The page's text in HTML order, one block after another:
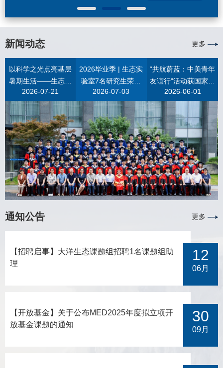
文。研究团队在菲律宾海深海区域发现并正式描述了3个海绵共
生莱伯虾新物种，同时建立了更符合系统演化关系的4个新的物
种分组。本研究的样本来自2021年、2024年我国在菲律宾海开
展的两次深海科考，由“蛟龙号”载人潜水器和“海马号”遥控潜水
命名为：春生莱伯虾（Lebbeus chunshengi Xu, Kou & Komai,
2026）、立哲莱伯虾（Lebbeus lizhei Xu, Kou & Komai,
2026）和新正莱伯虾（Lebbeus xinzhengi Xu, Kou & Komai,
2026），以致敬我国在深海生态学、底栖生态学与甲壳动物学
研究领域的三位杰出学者。莱伯虾（属）是真虾（下目）中种
类最丰富、分布最广的类群之一。全球已知84种，大部分种类
栖息于200米以深的深海环境，常与海绵、珊瑚、海葵、海百合
等类群共生，个别种类适应热液、冷泉等特殊生境。上世纪40
年代以来，莱伯虾新物种不断被发现，其分类鉴定工作一直优
先依据步足上肢的数量开展分组讨论。本研究发现，基于额角
和头胸甲特征的形态分组相比依据各个步足上肢的有无更能反
映不同物种间的系统演化关系。据此，研究团队对全球87种莱
角”组、“大眼眶上齿”组和“头胸甲高脊”组4个新的属内物种分
组。这些新建立的物种组无疑将使今后莱伯虾的形态鉴定工作
更加准确高效。研究同时指出，传统DNA条形码物种界定的参
考阈值并不适用于深海十足目甲壳类，需将分子、形态、生态
和地理分布等数据结合起来进行综合判定。此外，基于基因组
属（Spirontocaris）为姐妹群关系。本次发现为西太平洋深海
士研究生张棽然为第一作者，曾江宁研究员与杜萍研究员为通
讯作者。两项研究分别揭示了孟加拉湾全水深 (0–3000 m) 和
真光层 (0–200 m) 中型浮游动物群落结构对涡旋等物理过程的
响应机制，为深入理解物理-生物过程耦合调控生物泵提供了观
对浮游动物群落的影响存在深度差异（图1）。极端正向印度洋
偶极子 (pIOD) 事件和较弱的涡旋仅能影响表层 (0–100 m) 浮
游动物群落，但对中深层群落结构无影响，其主要机制是上升
流效应促进真光层初级生产，从而提高浮游动物生物量；而在
冷涡持续影响时间超过 2 个月的站位，中上层 (0–1000 m) 浮
游动物群落结构均发生显著改变，主要表现为涡旋内部的中型
浮游动物总丰度和生物量显著升高，且 500–1000 m 群落结构
和优势种组成呈现出与上层水体相似的结构 (即“上层化”现象)，
但较强涡旋对 1000 m 以深浮游动物群落的影响依然不明显。
中层浮游动物生物量的增加可能促进海洋中层碳输出和碳封
存，为孟加拉湾中层迁移碳通量研究提供了数据支撑。图1 0–
3000 m水柱中型浮游动物群落对印度洋偶极子（IOD）事件和
(b) 受正向印度洋偶极子（pIOD）事件影响的赤道东印度洋
（Eastern EIO）区域，(c) 受较短周期且较弱冷涡影响的区
域，(d) 受较长周期且较强冷涡影响的区域。Cold-core Eddies:
冷涡，MLD: 混合层深度，ILD: 等温层深度。0–200 m 的研究
发现，浮游动物群落结构对不同强度涡旋与河流输入表现出响
强烈的上升流补充了表层营养盐、使初级生产力提高，进而提
升了浮游动物生物量；而受较弱冷涡影响站位的浮游动物群落
丰度和生物量相对较低、但深水物种的比例显著升高，表明短
期的较弱涡旋影响可能无法显著提升次级生产力、但上升流结
隔离假说将该属在大西洋、印度洋和太平洋不同海区的记录划
分为多个地域特有物种，形成了化能合成生态系统生物多样性
的一个模糊地带。为重新梳理其多样性组成，我室大洋生态团
队基于全球尺度采集的分子条形码数据，对深海拟蛾螺是否存
英国皇家学会Biology Letters。研究收集了覆盖全球三大洋28
个热液、3个冷泉和6个非化能合成生境的180个个体的COI基
因，结合形态特征、条形码、系统发育和单倍型网络分析发
现，原来基于地理隔离和少量条形码数据而拟定的种间间隔，
随着采样量和采样位点的增加逐步缩小并模糊。表明原有的地
理隔离假设和少量数据得到的条形码阈值并不稳健。综合所有
证据后，研究人员认为应避免过度划分，决定采用更为保守和
稳健的种间划线结果，将原来认为的9个物种重新划分为6个，
卵囊形态特征可以作为物种划分的一个证据。在采样较充分的4
个物种中，Phymorhynchus ovatus type 1和type 2两个物种表
现为泛大西洋分布；P. starmeri与P. moskalevi表现出远超预期
的跨洋和跨生境分布。Phymorhynchus starmeri表现为印度洋-
分布，且在热液、冷泉和非化能合成生境都有发现。结果还表
明两个跨洋物种整体遗传多态性高，存在多个谱系，且在部分
半封闭海区（如南海和马努斯海盆）表现出特有谱系。这些结
果表明这一类群可能是泛生境种而非化能合成生态系统的特有
种，其表层扩散方式和食腐特性有助于其跨生境和跨洋扩散。
限采样得到的深海物种狭域分布的认识都有待进一步检验。图
1. (A) 本研究中使用的所有Phymorhynchus样本产地；(B) 6个
主要谱系的代表性壳体、卵囊及齿舌图像图2. 基于COI基因重
建的Phymorhynchus单倍型网络。缩写: MCSC, Mid-Cayman
新闻动态 更多
以科学之光点亮基层
暑期生活——生态实
验室“蔚蓝生态科普
团”赴社区开展暑期实
践活动
2026-07-21
2026毕业季 | 生态实
验室7名研究生荣获
多项荣誉称号
2026-07-03
“共航蔚蓝：中美青年
友谊行”活动获国家主
席习近平复信，我室
全力保障航次顺利实
施
2026-06-01
通知公告 更多
【招聘启事】大洋生态课题组招聘1名课题组助
理
12
06月
【开放基金】关于公布MED2025年度拟立项开
放基金课题的通知
30
09月